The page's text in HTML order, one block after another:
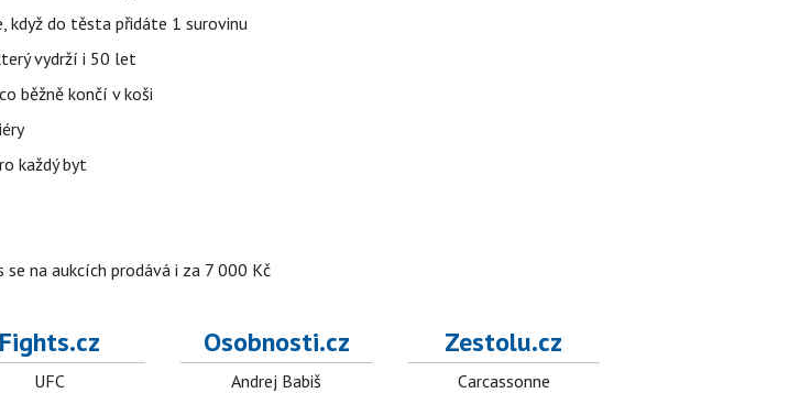
když do těsta přidáte 1 surovinu
vydrží i 50 let
běžně končí v koši
každý byt
na aukcích prodává i za 7 000 Kč
Fights.cz
UFC
Osobnosti.cz
Andrej Babiš
Zestolu.cz
Carcassonne